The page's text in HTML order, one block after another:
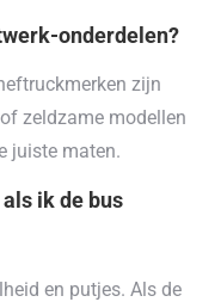
onderdelen?
zijn
zeldzame modellen
juiste maten.
ik de bus
en putjes. Als de